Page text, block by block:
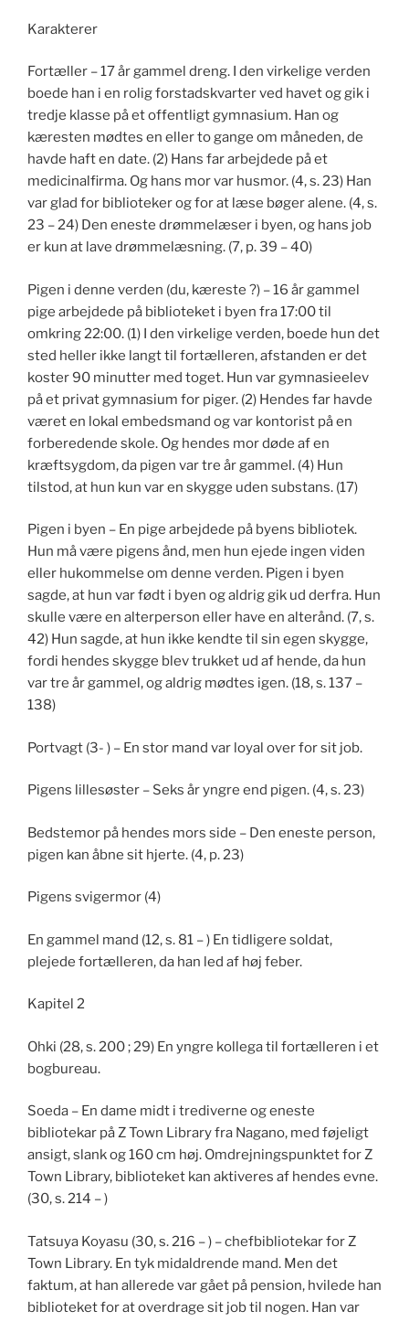
Karakterer
Fortæller – 17 år gammel dreng. I den virkelige verden
boede han i en rolig forstadskvarter ved havet og gik i
tredje klasse på et offentligt gymnasium. Han og
kæresten mødtes en eller to gange om måneden, de
havde haft en date. (2) Hans far arbejdede på et
medicinalfirma. Og hans mor var husmor. (4, s. 23) Han
var glad for biblioteker og for at læse bøger alene. (4, s.
23 – 24) Den eneste drømmelæser i byen, og hans job
er kun at lave drømmelæsning. (7, p. 39 – 40)
Pigen i denne verden (du, kæreste ?) – 16 år gammel
pige arbejdede på biblioteket i byen fra 17:00 til
omkring 22:00. (1) I den virkelige verden, boede hun det
sted heller ikke langt til fortælleren, afstanden er det
koster 90 minutter med toget. Hun var gymnasieelev
på et privat gymnasium for piger. (2) Hendes far havde
været en lokal embedsmand og var kontorist på en
forberedende skole. Og hendes mor døde af en
kræftsygdom, da pigen var tre år gammel. (4) Hun
tilstod, at hun kun var en skygge uden substans. (17)
Pigen i byen – En pige arbejdede på byens bibliotek.
Hun må være pigens ånd, men hun ejede ingen viden
eller hukommelse om denne verden. Pigen i byen
sagde, at hun var født i byen og aldrig gik ud derfra. Hun
skulle være en alterperson eller have en alterånd. (7, s.
42) Hun sagde, at hun ikke kendte til sin egen skygge,
fordi hendes skygge blev trukket ud af hende, da hun
var tre år gammel, og aldrig mødtes igen. (18, s. 137 –
138)
Portvagt (3- ) – En stor mand var loyal over for sit job.
Pigens lillesøster – Seks år yngre end pigen. (4, s. 23)
Bedstemor på hendes mors side – Den eneste person,
pigen kan åbne sit hjerte. (4, p. 23)
Pigens svigermor (4)
En gammel mand (12, s. 81 – ) En tidligere soldat,
plejede fortælleren, da han led af høj feber.
Kapitel 2
Ohki (28, s. 200 ; 29) En yngre kollega til fortælleren i et
bogbureau.
Soeda – En dame midt i trediverne og eneste
bibliotekar på Z Town Library fra Nagano, med føjeligt
ansigt, slank og 160 cm høj. Omdrejningspunktet for Z
Town Library, biblioteket kan aktiveres af hendes evne.
(30, s. 214 – )
Tatsuya Koyasu (30, s. 216 – ) – chefbibliotekar for Z
Town Library. En tyk midaldrende mand. Men det
faktum, at han allerede var gået på pension, hvilede han
biblioteket for at overdrage sit job til nogen. Han var